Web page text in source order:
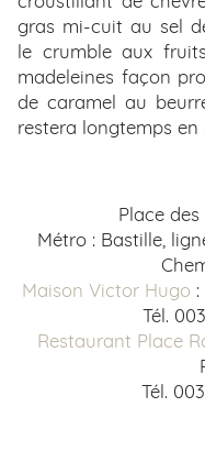
gras mi-cuit au sel
le crumble aux
madeleines façon
de caramel au
restera longtemps en
Place
Métro : Bastille,
Maison Victor Hugo
Tél.
Restaurant Place
Tél.